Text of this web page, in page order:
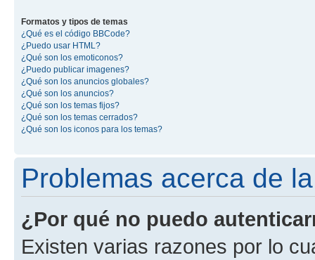
Formatos y tipos de temas
¿Qué es el código BBCode?
¿Puedo usar HTML?
¿Qué son los emoticonos?
¿Puedo publicar imagenes?
¿Qué son los anuncios globales?
¿Qué son los anuncios?
¿Qué son los temas fijos?
¿Qué son los temas cerrados?
¿Qué son los iconos para los temas?
Problemas acerca de
¿Por qué no puedo
Existen varias razones por lo